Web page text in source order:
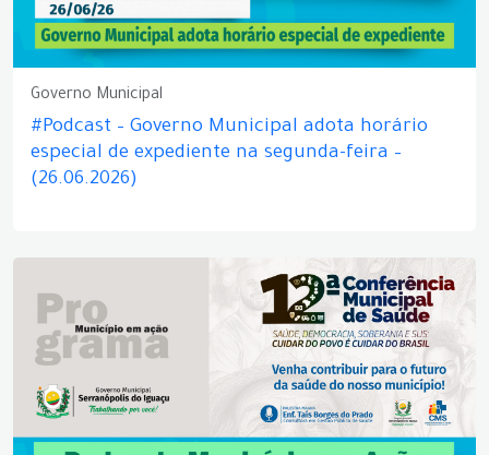
Governo Municipal
#Podcast – Governo Municipal adota horário
especial de expediente na segunda-feira –
(26.06.2026)